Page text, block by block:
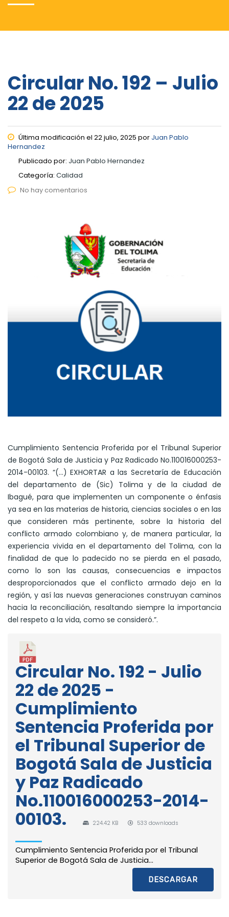
Circular No. 192 – Julio
22 de 2025
Última modificación el 22 julio, 2025 por Juan Pablo
Hernandez
Publicado por: Juan Pablo Hernandez
Categoría: Calidad
No hay comentarios
Cumplimiento Sentencia Proferida por el Tribunal Superior
de Bogotá Sala de Justicia y Paz Radicado No.110016000253-
2014-00103. “(…) EXHORTAR a las Secretaría de Educación
del departamento de (Sic) Tolima y de la ciudad de
Ibagué, para que implementen un componente o énfasis
ya sea en las materias de historia, ciencias sociales o en las
que consideren más pertinente, sobre la historia del
conflicto armado colombiano y, de manera particular, la
experiencia vivida en el departamento del Tolima, con la
finalidad de que lo padecido no se pierda en el pasado,
como lo son las causas, consecuencias e impactos
desproporcionados que el conflicto armado dejo en la
región, y así las nuevas generaciones construyan caminos
hacia la reconciliación, resaltando siempre la importancia
del respeto a la vida, como se consideró.”.
Circular No. 192 - Julio
22 de 2025 -
Cumplimiento
Sentencia Proferida por
el Tribunal Superior de
Bogotá Sala de Justicia
y Paz Radicado
No.110016000253-2014-
00103.
224.42 KB 533 downloads
Cumplimiento Sentencia Proferida por el Tribunal
Superior de Bogotá Sala de Justicia...
DESCARGAR